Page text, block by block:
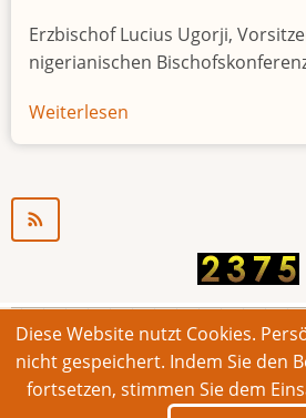
Erzbischof Lucius Ugorji,
nigerianischen
Weiterlesen
© 2026 Bonner Aufruf. Alle
Footer
Impressum Kontakt Intern
Diese Website nutzt Cookies.
nicht gespeichert. Indem Sie den
fortsetzen, stimmen Sie dem